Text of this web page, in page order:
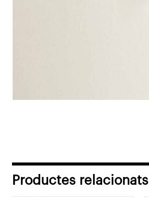
Productes relacionats